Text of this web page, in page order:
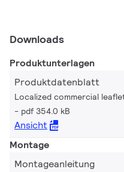
Downloads
Produktunterlagen
Produktdatenblatt
Localized commercial
pdf 354.0 kB
Ansicht
Montage
Montageanleitung